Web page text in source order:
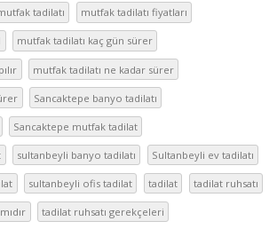
tadilatı mutfak tadilatı fiyatları
mutfak tadilatı kaç gün sürer
mutfak tadilatı ne kadar sürer
Sancaktepe banyo tadilatı
Sancaktepe mutfak tadilat
sultanbeyli banyo tadilatı Sultanbeyli ev tadilatı
sultanbeyli ofis tadilat tadilat tadilat ruhsatı
tadilat ruhsatı gerekçeleri